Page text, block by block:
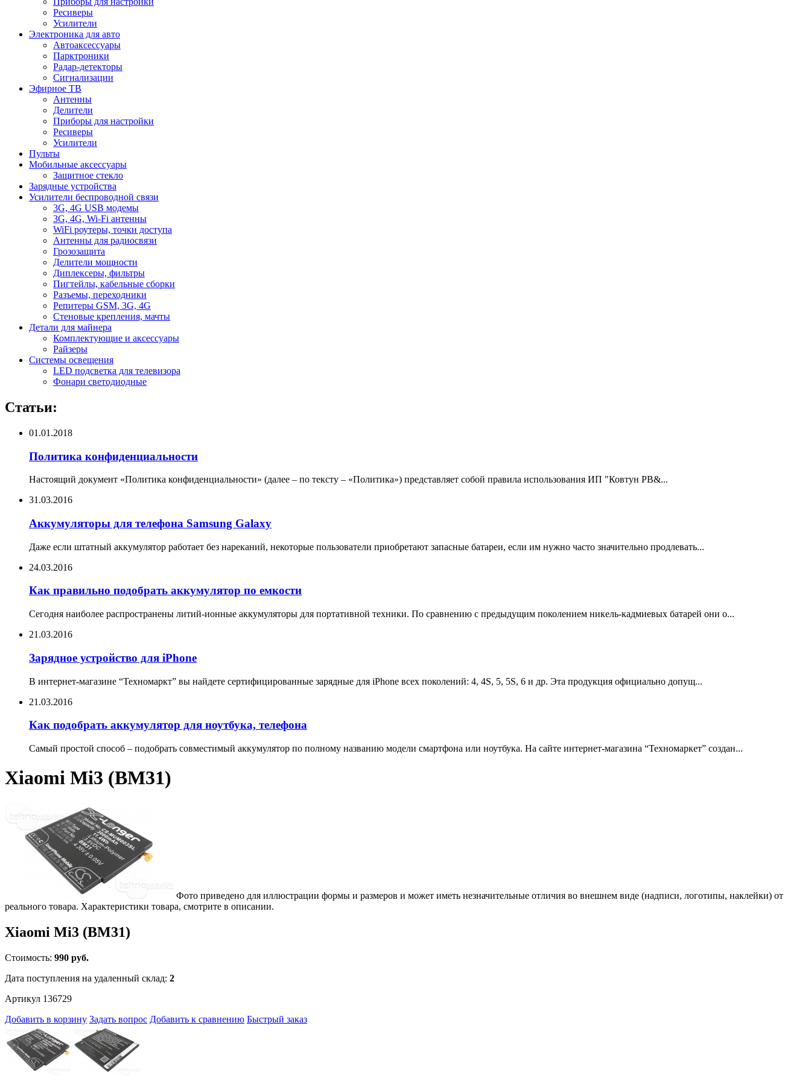
Ресиверы
Усилители
Электроника для авто
Автоаксессуары
Парктроники
Радар-детекторы
Сигнализации
Эфирное ТВ
Антенны
Делители
Приборы для настройки
Ресиверы
Усилители
Пульты
Мобильные аксессуары
Защитное стекло
Зарядные устройства
Усилители беспроводной связи
3G, 4G USB модемы
3G, 4G, Wi-Fi антенны
WiFi роутеры, точки доступа
Антенны для радиосвязи
Грозозащита
Делители мощности
Диплексеры, фильтры
Пигтейлы, кабельные сборки
Разъемы, переходники
Репитеры GSM, 3G, 4G
Стеновые крепления, мачты
Детали для майнера
Комплектующие и аксессуары
Райзеры
Системы освещения
LED подсветка для телевизора
Фонари светодиодные
Статьи:
01.01.2018
Политика конфиденциальности
Настоящий документ «Политика конфиденциальности» (далее – по тексту – «Политика») представляет собой правила использования ИП "Ковтун РВ&...
31.03.2016
Аккумуляторы для телефона Samsung Galaxy
Даже если штатный аккумулятор работает без нареканий, некоторые пользователи приобретают запасные батареи, если им нужно часто значительно продлевать...
24.03.2016
Как правильно подобрать аккумулятор по емкости
Сегодня наиболее распространены литий-ионные аккумуляторы для портативной техники. По сравнению с предыдущим поколением никель-кадмиевых батарей они о...
21.03.2016
Зарядное устройство для iPhone
В интернет-магазине “Техномаркт” вы найдете сертифицированные зарядные для iPhone всех поколений: 4, 4S, 5, 5S, 6 и др. Эта продукция официально допущ...
21.03.2016
Как подобрать аккумулятор для ноутбука, телефона
Самый простой способ – подобрать совместимый аккумулятор по полному названию модели смартфона или ноутбука. На сайте интернет-магазина “Техномаркет” создан...
Xiaomi Mi3 (BM31)
Фото приведено для иллюстрации формы и размеров и может иметь незначительные отличия во внешнем виде (надписи, логотипы, наклейки) от
реального товара. Характеристики товара, смотрите в описании.
Xiaomi Mi3 (BM31)
Стоимость: 990 руб.
Дата поступления на удаленный склад: 2
Артикул 136729
Добавить в корзину Задать вопрос Добавить к сравнению Быстрый заказ